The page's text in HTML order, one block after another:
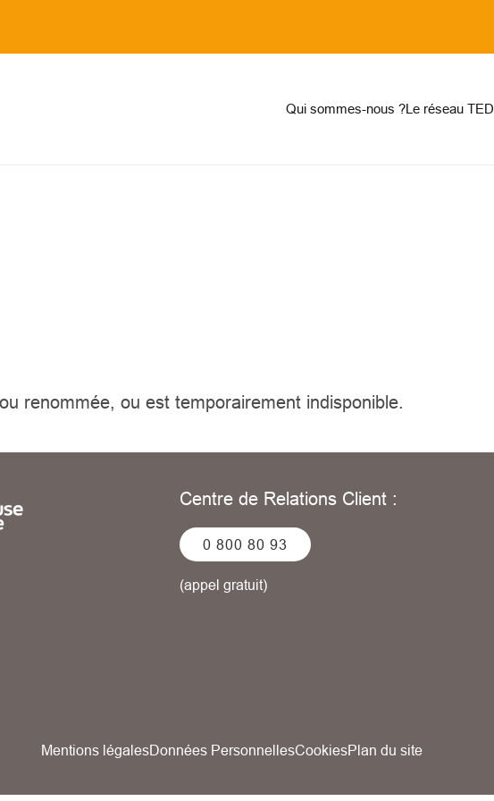
Qui sommes-nous ?Le réseau TED
renommée, ou est temporairement indisponible.
Centre de Relations Client :
0 800 80 93
(appel gratuit)
Mentions légalesDonnées PersonnellesCookiesPlan du site